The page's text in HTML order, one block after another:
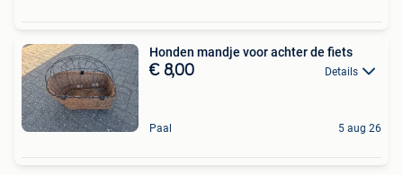
Honden mandje voor achter de fiets
€ 8,00 Details
Paal 5 aug 26